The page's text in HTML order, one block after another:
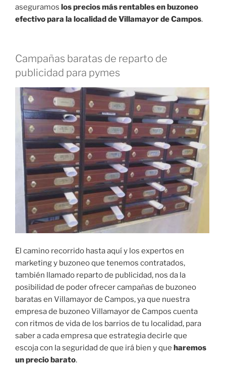
aseguramos los precios más rentables en buzoneo
efectivo para la localidad de Villamayor de Campos.
Campañas baratas de reparto de
publicidad para pymes
El camino recorrido hasta aquí y los expertos en
marketing y buzoneo que tenemos contratados,
también llamado reparto de publicidad, nos da la
posibilidad de poder ofrecer campañas de buzoneo
baratas en Villamayor de Campos, ya que nuestra
empresa de buzoneo Villamayor de Campos cuenta
con ritmos de vida de los barrios de tu localidad, para
saber a cada empresa que estrategia decirle que
escoja con la seguridad de que irá bien y que haremos
un precio barato.